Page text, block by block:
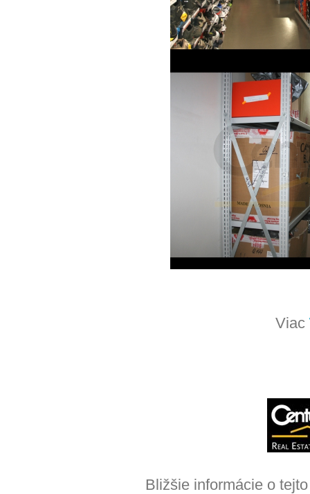
Viac
Bližšie informácie o